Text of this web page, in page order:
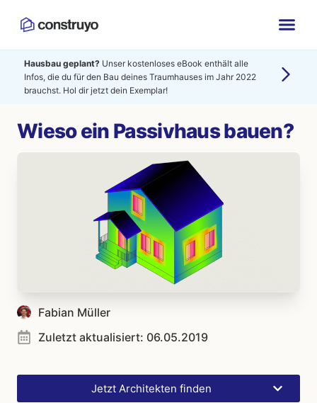
Hausbau geplant? Unser kostenloses eBook enthält alle
Infos, die du für den Bau deines Traumhauses im Jahr 2022
brauchst. Hol dir jetzt dein Exemplar!
Wieso ein Passivhaus bauen?
Fabian Müller
Zuletzt aktualisiert: 06.05.2019
Jetzt Architekten finden